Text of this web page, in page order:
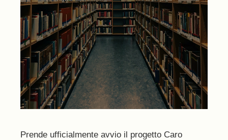
Prende ufficialmente avvio il progetto Caro